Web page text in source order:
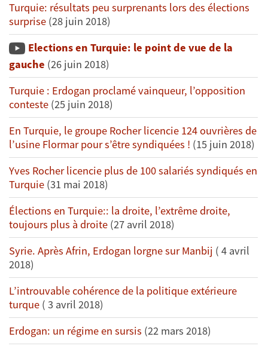
Turquie: résultats peu surprenants lors des élections
surprise (28 juin 2018)
Elections en Turquie: le point de vue de la
gauche (26 juin 2018)
Turquie : Erdogan proclamé vainqueur, l’opposition
conteste (25 juin 2018)
En Turquie, le groupe Rocher licencie 124 ouvrières de
l’usine Flormar pour s’être syndiquées ! (15 juin 2018)
Yves Rocher licencie plus de 100 salariés syndiqués en
Turquie (31 mai 2018)
Élections en Turquie:: la droite, l’extrême droite,
toujours plus à droite (27 avril 2018)
Syrie. Après Afrin, Erdogan lorgne sur Manbij ( 4 avril
2018)
L’introuvable cohérence de la politique extérieure
turque ( 3 avril 2018)
Erdogan: un régime en sursis (22 mars 2018)